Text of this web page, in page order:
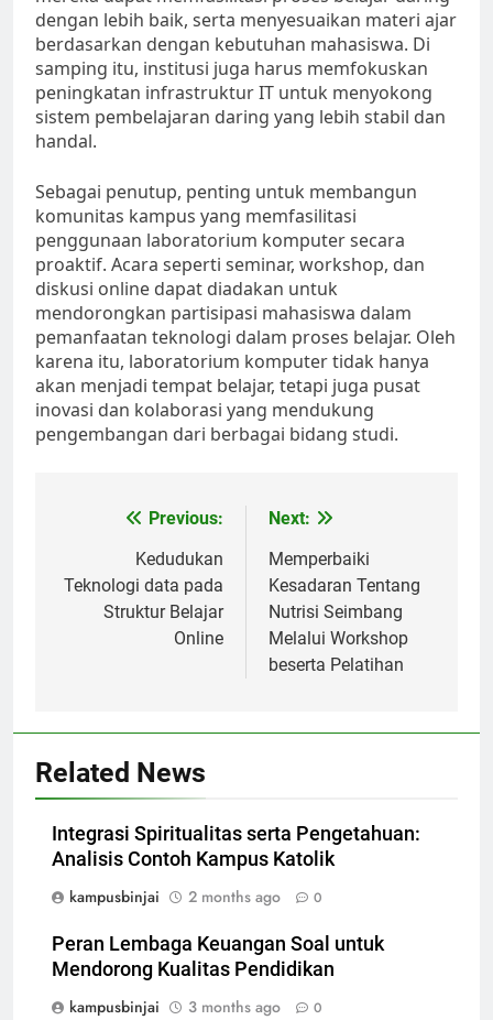
dengan lebih baik, serta menyesuaikan materi ajar
berdasarkan dengan kebutuhan mahasiswa. Di
samping itu, institusi juga harus memfokuskan
peningkatan infrastruktur IT untuk menyokong
sistem pembelajaran daring yang lebih stabil dan
handal.
Sebagai penutup, penting untuk membangun
komunitas kampus yang memfasilitasi
penggunaan laboratorium komputer secara
proaktif. Acara seperti seminar, workshop, dan
diskusi online dapat diadakan untuk
mendorongkan partisipasi mahasiswa dalam
pemanfaatan teknologi dalam proses belajar. Oleh
karena itu, laboratorium komputer tidak hanya
akan menjadi tempat belajar, tetapi juga pusat
inovasi dan kolaborasi yang mendukung
pengembangan dari berbagai bidang studi.
navigation
Previous:
Kedudukan
Teknologi data pada
Struktur Belajar
Online
Next:
Memperbaiki
Kesadaran Tentang
Nutrisi Seimbang
Melalui Workshop
beserta Pelatihan
Related News
Integrasi Spiritualitas serta Pengetahuan:
Analisis Contoh Kampus Katolik
kampusbinjai
2 months ago 0
Peran Lembaga Keuangan Soal untuk
Mendorong Kualitas Pendidikan
kampusbinjai
3 months ago 0